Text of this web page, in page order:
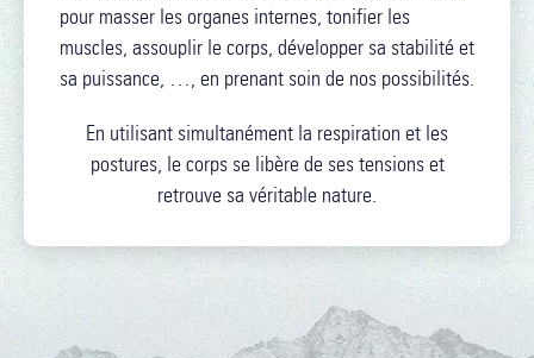
pour masser les organes internes, tonifier les
muscles, assouplir le corps, développer sa stabilité et
sa puissance, …, en prenant soin de nos possibilités.
En utilisant simultanément la respiration et les
postures, le corps se libère de ses tensions et
retrouve sa véritable nature.